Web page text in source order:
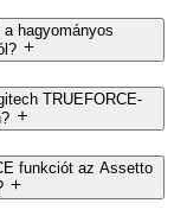
hagyományos
TRUEFORCE-
funkciót az Assetto